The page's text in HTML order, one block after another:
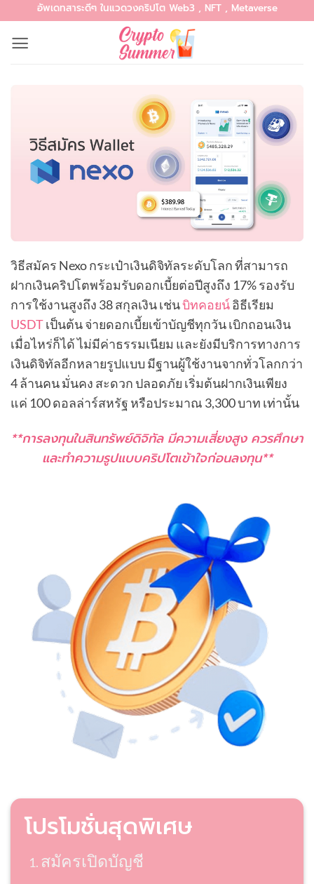
content
อัพเดทสาระดีๆ ในแวดวงคริปโต Web3 , NFT , Metaverse
วิธีสมัคร Nexo กระเป๋าเงินดิจิทัลระดับโลก ที่สามารถ
ฝากเงินคริปโตพร้อมรับดอกเบี้ยต่อปีสูงถึง 17% รองรับ
การใช้งานสูงถึง 38 สกุลเงิน เช่นบิทคอยน์อิธีเรียม
USDTเป็นต้น จ่ายดอกเบี้ยเข้าบัญชีทุกวัน เบิกถอนเงิน
เมื่อไหร่ก็ได้ ไม่มีค่าธรรมเนียม และยังมีบริการทางการ
เงินดิจิทัลอีกหลายรูปแบบ มีฐานผู้ใช้งานจากทั่วโลกกว่า
4 ล้านคน มั่นคง สะดวก ปลอดภัย เริ่มต้นฝากเงินเพียง
แค่ 100 ดอลล่าร์สหรัฐ หรือประมาณ 3,300 บาท เท่านั้น
**การลงทุนในสินทรัพย์ดิจิทัล มีความเสี่ยงสูง ควรศึกษา
และทำความรูปแบบคริปโตเข้าใจก่อนลงทุน**
โปรโมชั่นสุดพิเศษ
สมัครเปิดบัญชี